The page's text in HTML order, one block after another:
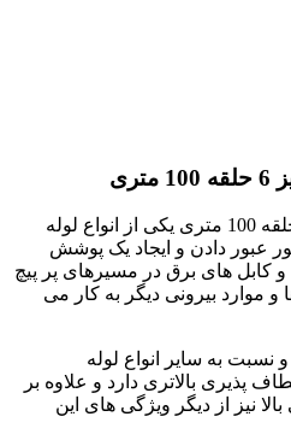
لوله خرطومی تابلویی سایز 6 حلقه 100 متری یکی از انواع لوله
عبور دادن و ایجاد یک پوشش
کابل های برق در مسیرهای پر پیچ
و موارد بیرونی دیگر به کار می
و نسبت به سایر انواع لوله
پذیری بالاتری دارد و علاوه بر
نیز از دیگر ویژگی های این